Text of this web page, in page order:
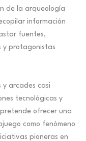
de la arqueología
información
fuentes,
y protagonistas
y arcades casi
tecnológicas y
ofrecer una
como fenómeno
pioneras en